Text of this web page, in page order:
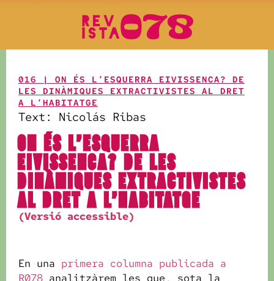
016 | ON ÉS L’ESQUERRA EIVISSENCA? DE
LES DINÀMIQUES EXTRACTIVISTES AL DRET
A L’HABITATGE
Text: Nicolás Ribas
ON ÉS L’ESQUERRA
EIVISSENCA? DE LES
DINÀMIQUES EXTRACTIVISTES
AL DRET A L’HABITATGE
(Versió accessible)
En una primera columna publicada a
R078 analitzàrem les que, sota la